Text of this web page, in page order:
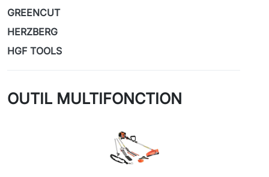
GREENCUT
HERZBERG
HGF TOOLS
OUTIL MULTIFONCTION